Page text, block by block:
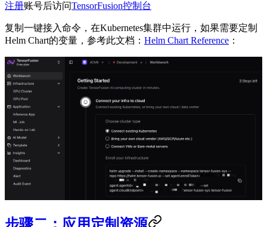
注册账号后访问TensorFusion控制台
复制一键接入命令，在Kubernetes集群中运行，如果需要定制
Helm Chart的变量，参考此文档： Helm Chart Reference ：
步骤二：应用定制资源